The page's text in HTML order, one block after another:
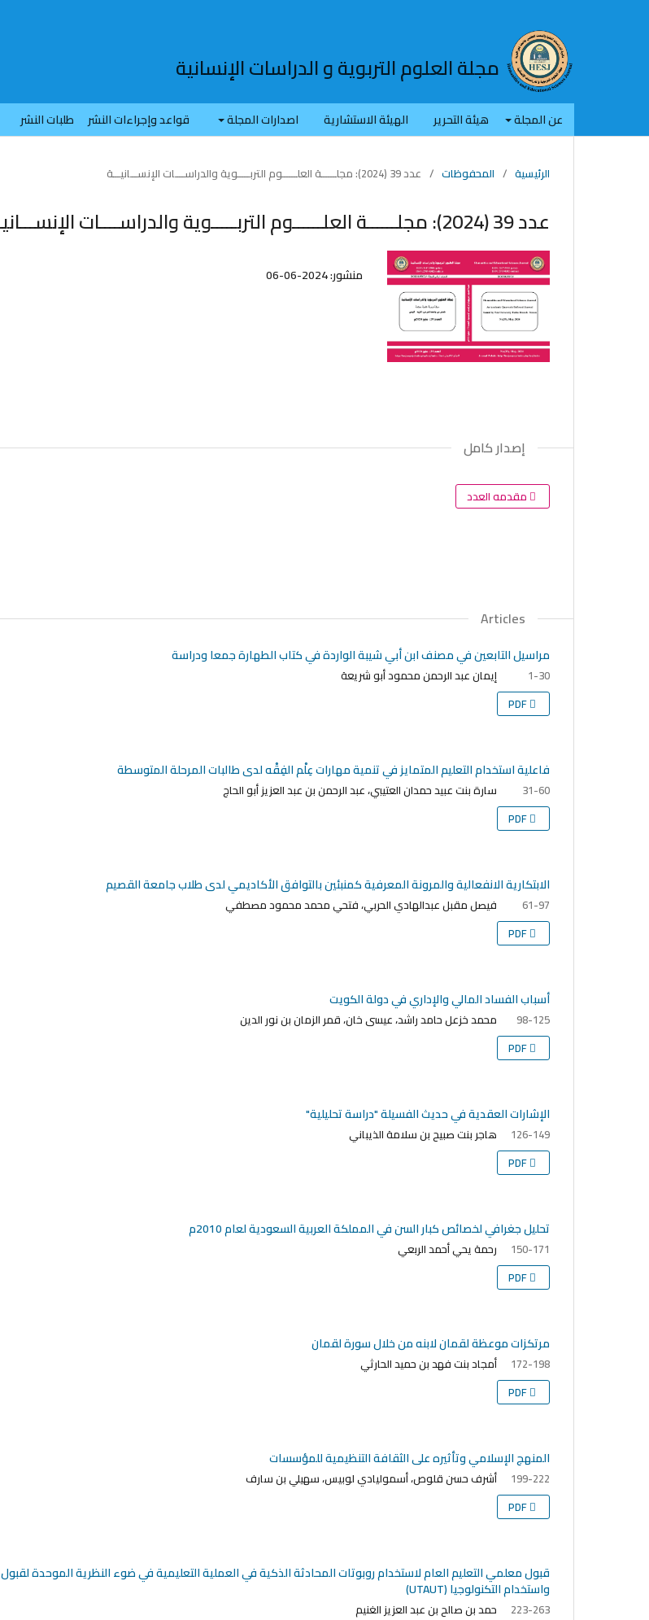
مجلة العلوم التربوية و الدراسات الإنسانية
عن المجلة هيئة التحرير الهيئة الاستشارية اصدارات المجلة قواعد وإجراءات النشر طلبات النشر
الرئيسية / المحفوظات / عدد 39 (2024): مجلــــــة العلــــــوم التربـــــوية والدراســــات الإنســـانيـــة
عدد 39 (2024): مجلــــــة العلــــــوم التربـــــوية والدراســــات الإنســـانيـــة
منشور:2024-06-06
إصدار كامل
مقدمه العدد
Articles
مراسيل التابعين في مصنف ابن أبي شيبة الواردة في كتاب الطهارة جمعا ودراسة
إيمان عبد الرحمن محمود أبو شريعة
1-30
PDF
فاعلية استخدام التعليم المتمايز في تنمية مهارات عِلْم الفِقْه لدى طالبات المرحلة المتوسطة
سارة بنت عبيد حمدان العتيبي، عبد الرحمن بن عبد العزيز أبو الحاج
31-60
PDF
الابتكارية الانفعالية والمرونة المعرفية كمنبئين بالتوافق الأكاديمي لدى طلاب جامعة القصيم
فيصل مقبل عبدالهادي الحربي، فتحي محمد محمود مصطفي
61-97
PDF
أسباب الفساد المالي والإداري في دولة الكويت
محمد خزعل حامد راشد، عيسى خان، قمر الزمان بن نور الدين
98-125
PDF
الإشارات العقدية في حديث الفسيلة "دراسة تحليلية"
هاجر بنت صبيح بن سلامة الذيباني
126-149
PDF
تحليل جغرافي لخصائص كبار السن في المملكة العربية السعودية لعام 2010م
رحمة يحي أحمد الربعي
150-171
PDF
مرتكزات موعظة لقمان لابنه من خلال سورة لقمان
أمجاد بنت فهد بن حميد الحارثي
172-198
PDF
المنهج الإسلامي وتأثيره على الثقافة التنظيمية للمؤسسات
أشرف حسن قلوص، أسموليادي لوبيس، سهيلي بن سارف
199-222
PDF
قبول معلمي التعليم العام لاستخدام روبوتات المحادثة الذكية في العملية التعليمية في ضوء النظرية الموحدة لقبول
واستخدام التكنولوجيا (UTAUT)
حمد بن صالح بن عبد العزيز الغنيم
223-263